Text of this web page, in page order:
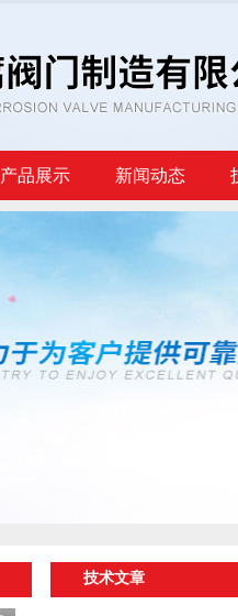
产品展示 新闻动态
技术文章